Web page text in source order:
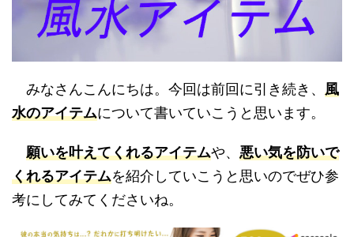
みなさんこんにちは。今回は前回に引き続き、 風
水のアイテムについて書いていこうと思います。
願いを叶えてくれるアイテムや、 悪い気を防いで
くれるアイテムを紹介していこうと思いのでぜひ参
考にしてみてくださいね。